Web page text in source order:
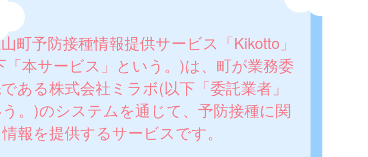
予防接種情報提供サービス「Kikotto」
「本サービス」という。)は、町が業務委
ある株式会社ミラボ(以下「委託業者」
。)のシステムを通じて、予防接種に関
報を提供するサービスです。